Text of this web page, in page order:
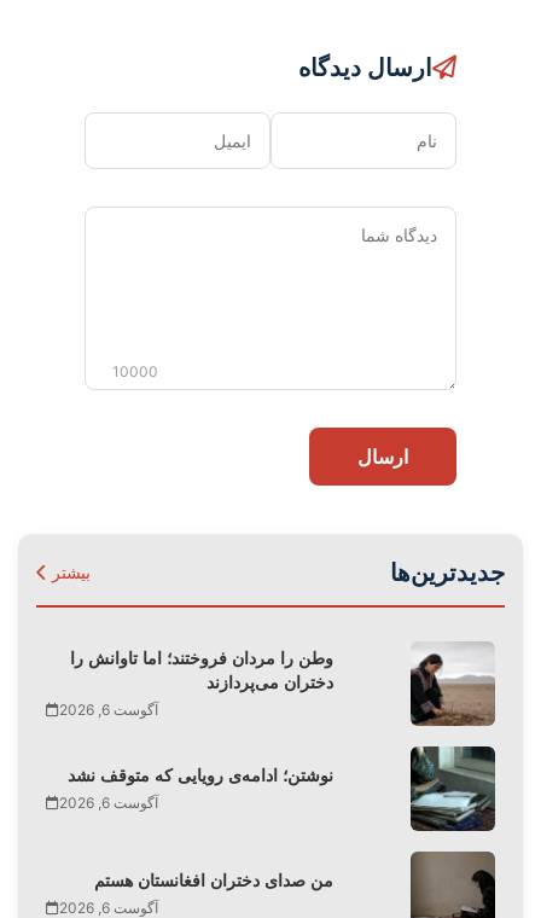
ارسال دیدگاه
نام ایمیل
دیدگاه
10000
ارسال
جدیدترین‌ها بیشتر
وطن را مردان فروختند؛ اما تاوانش را
دختران می‌پردازند
آگوست 6, 2026
نوشتن؛ ادامه‌ی رویایی که متوقف نشد
آگوست 6, 2026
من صدای دختران افغانستان هستم
آگوست 6, 2026